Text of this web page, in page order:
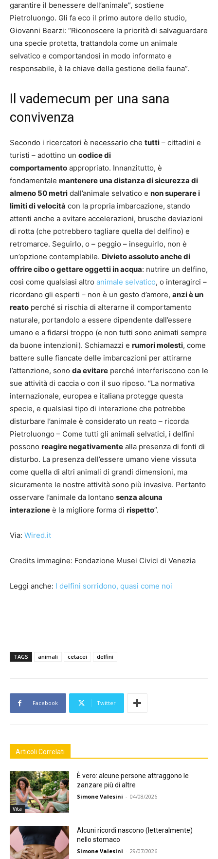
garantire il benessere dell’animale”, sostiene
Pietroluongo. Gli fa eco il primo autore dello studio,
Giovanni Bearzi: “Riconoscere la priorità di salvaguardare
una specie protetta, trattandola come un animale
selvatico e comportandosi in modo informato e
responsabile, è la chiave della gestione della fauna”.
Il vademecum per una sana
convivenza
Secondo i ricercatori è necessario che tutti – cittadini e
turisti – adottino un codice di
comportamento appropriato. Innanzitutto, è
fondamentale mantenere una distanza di sicurezza di
almeno 50 metri dall’animale selvatico e non superare i
limiti di velocità con la propria imbarcazione, stando
attenti anche a evitare accelerazioni, brusche deviazioni
di rotta (che potrebbero tagliare quella del delfino) e
retromarce. Seguirlo, o – peggio – inseguirlo, non è
un’opzione contemplabile. Divieto assoluto anche di
offrire cibo o gettare oggetti in acqua: nutrire un delfino,
così come qualsiasi altro animale selvatico, o interagirci –
ricordano gli esperti – non è un gesto d’amore, anzi è un
reato perché si rischia di alterarne il comportamento
naturale, portandolo a essere dipendente dall’essere
umano e a fidarsi troppo (e non tutti sono animati sempre
da buone intenzioni). Schiamazzi e rumori molesti, come
battere sulle fiancate delle imbarcazioni per attirarne
l’attenzione, sono da evitare perché interferiscono con le
sue attività di caccia o con il suo riposo. “La normativa
internazionale, europea e italiana protegge questa
specie, e qualsiasi tipo di interazione che potrebbe
disturbare l’animale è considerato un reato – ricorda
Pietroluongo – Come tutti gli animali selvatici, i delfini
possono reagire negativamente alla presenza di fonti di
disturbo. La presenza dell’essere umano viene vissuta
come quella di altri animali di grandi dimensioni, ma
sicuramente le nostre attività sono più invasive. Pertanto
osservare l’animale da lontano senza alcuna
interazione è la migliore forma di rispetto”.
Via: Wired.it
Credits immagine: Fondazione Musei Civici di Venezia
Leggi anche: I delfini sorridono, quasi come noi
TAGS animali cetacei delfini
Facebook Twitter
Articoli Correlati
Vita
È vero: alcune persone attraggono le
zanzare più di altre
Simone Valesini - 04/08/2026
Alcuni ricordi nascono (letteralmente)
nello stomaco
Simone Valesini - 29/07/2026